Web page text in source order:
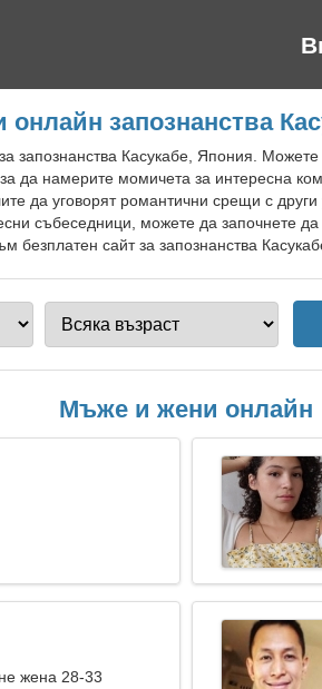
онлайн запознанства
запознанства Касукабе, Япония.
да намерите момичета за интересна
да уговорят романтични срещи с
събеседници, можете да започнете
сайт за запознанства
Мъже и жени онлайн
жена 28-33